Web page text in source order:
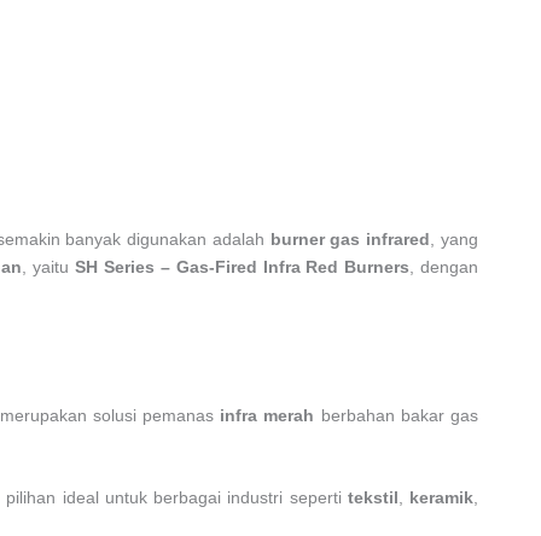
banyak digunakan adalah burner gas infrared, yang
, yaituSH Series – Gas-Fired Infra Red Burners, dengan
solusi pemanas infra merah berbahan bakar gas
ideal untuk berbagai industri seperti tekstil keramik